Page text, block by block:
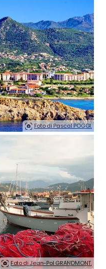
Foto di Pascal POGGI.
Foto di Jean-Pol GRANDMONT.